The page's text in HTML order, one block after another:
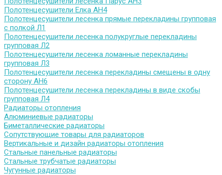
Полотенцесушители Елка АН4
Полотенцесушители лесенка прямые перекладины групповая
с полкой Л1
Полотенцесушители лесенка полукруглые перекладины
групповая Л2
Полотенцесушители лесенка ломанные перекладины
групповая Л3
Полотенцесушители лесенка перекладины смещены в одну
сторону АН6
Полотенцесушители лесенка перекладины в виде скобы
групповая Л4
Радиаторы отопления
Алюминиевые радиаторы
Биметаллические радиаторы
Сопутствующие товары для радиаторов
Вертикальные и дизайн радиаторы отопления
Стальные панельные радиаторы
Стальные трубчатые радиаторы
Чугунные радиаторы